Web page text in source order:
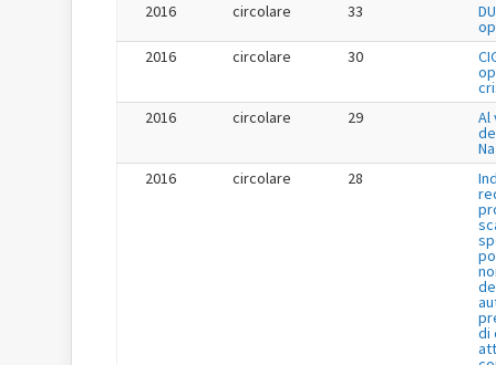
2016
circolare 33
2016
circolare 30
2016
circolare 29 Al
2016
circolare 28
di